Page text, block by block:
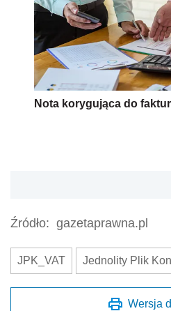
Nota korygująca do
Źródło: gazetaprawna.pl
JPK_VAT Jednolity Plik
Wersja